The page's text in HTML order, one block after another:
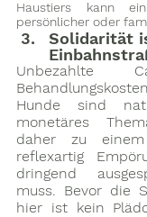
Haustiers kann
persönlicher oder
Solidarität
Unbezahlte
Hunde sind
monetäres
daher zu
reflexartig
dringend
muss. Bevor die
hier ist kein